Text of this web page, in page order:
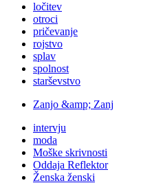
ločitev
otroci
pričevanje
rojstvo
splav
spolnost
starševstvo
Zanjo &amp; Zanj
intervju
moda
Moške skrivnosti
Oddaja Reflektor
Ženska ženski